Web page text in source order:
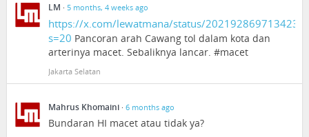
LM · 5 months, 4 weeks ago
https://x.com/lewatmana/status/
s=20 Pancoran arah Cawang tol dalam kota dan
arterinya macet. Sebaliknya lancar. #macet
Jakarta Selatan
Mahrus Khomaini · 6 months ago
Bundaran HI macet atau tidak ya?